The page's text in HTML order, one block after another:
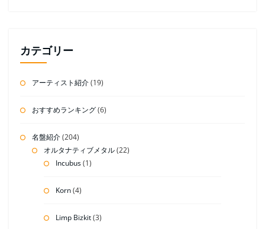
カテゴリー
アーティスト紹介(19)
おすすめランキング(6)
名盤紹介(204)
オルタナティブメタル(22)
Incubus(1)
Korn(4)
Limp Bizkit(3)